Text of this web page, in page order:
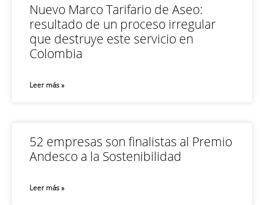
Nuevo Marco Tarifario de Aseo:
resultado de un proceso irregular
que destruye este servicio en
Colombia
Leer más »
52 empresas son finalistas al Premio
Andesco a la Sostenibilidad
Leer más »